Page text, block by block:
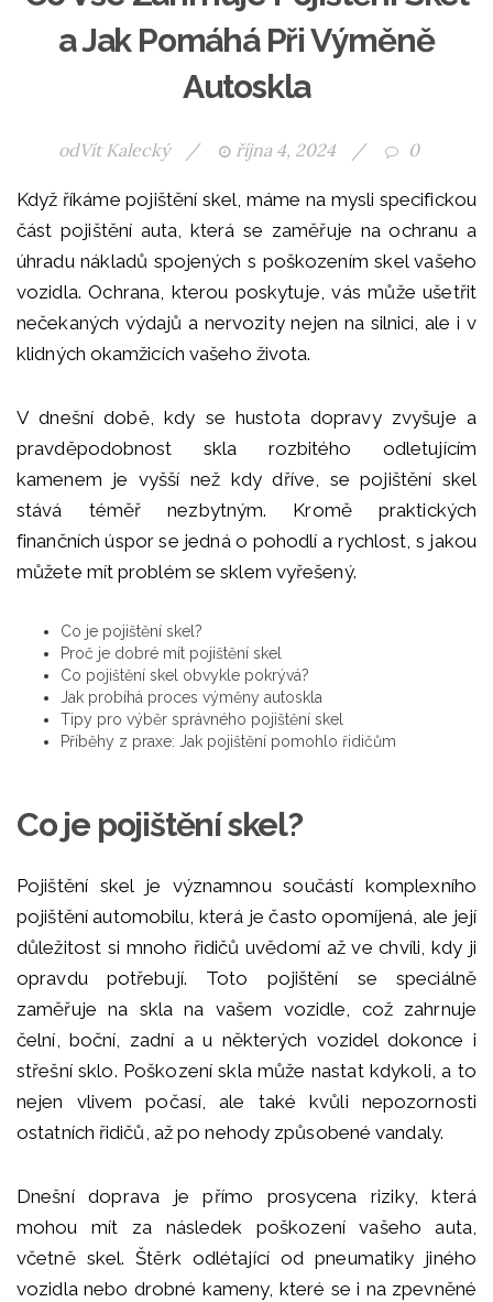
a Jak Pomáhá Při Výměně
Autoskla
odVít Kalecký / října 4, 2024 / 0
Když říkáme pojištění skel, máme na mysli specifickou
část pojištění auta, která se zaměřuje na ochranu a
úhradu nákladů spojených s poškozením skel vašeho
vozidla. Ochrana, kterou poskytuje, vás může ušetřit
nečekaných výdajů a nervozity nejen na silnici, ale i v
klidných okamžicích vašeho života.
V dnešní době, kdy se hustota dopravy zvyšuje a
pravděpodobnost skla rozbitého odletujícím
kamenem je vyšší než kdy dříve, se pojištění skel
stává téměř nezbytným. Kromě praktických
finančních úspor se jedná o pohodlí a rychlost, s jakou
můžete mít problém se sklem vyřešený.
Co je pojištění skel?
Proč je dobré mít pojištění skel
Co pojištění skel obvykle pokrývá?
Jak probíhá proces výměny autoskla
Tipy pro výběr správného pojištění skel
Příběhy z praxe: Jak pojištění pomohlo řidičům
Co je pojištění skel?
Pojištění skel je významnou součástí komplexního
pojištění automobilu, která je často opomíjená, ale její
důležitost si mnoho řidičů uvědomí až ve chvíli, kdy ji
opravdu potřebují. Toto pojištění se speciálně
zaměřuje na skla na vašem vozidle, což zahrnuje
čelní, boční, zadní a u některých vozidel dokonce i
střešní sklo. Poškození skla může nastat kdykoli, a to
nejen vlivem počasí, ale také kvůli nepozornosti
ostatních řidičů, až po nehody způsobené vandaly.
Dnešní doprava je přímo prosycena riziky, která
mohou mít za následek poškození vašeho auta,
včetně skel. Štěrk odlétající od pneumatiky jiného
vozidla nebo drobné kameny, které se i na zpevněné